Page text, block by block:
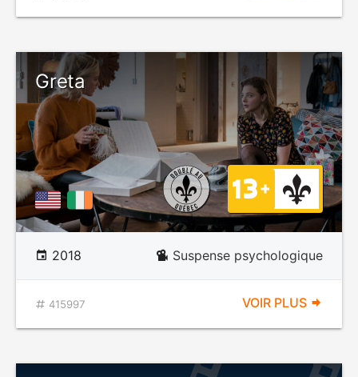
Greta
2018 Suspense psychologique
415997 VOIR PLUS